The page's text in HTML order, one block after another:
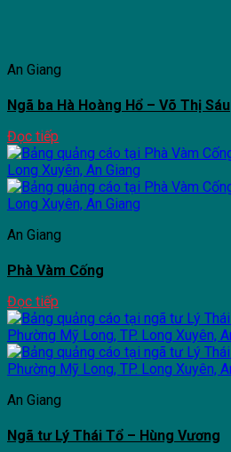
An Giang
Ngã ba Hà Hoàng Hổ – Võ Thị Sáu
Đọc tiếp
An Giang
Phà Vàm Cống
Đọc tiếp
An Giang
Ngã tư Lý Thái Tổ – Hùng Vương